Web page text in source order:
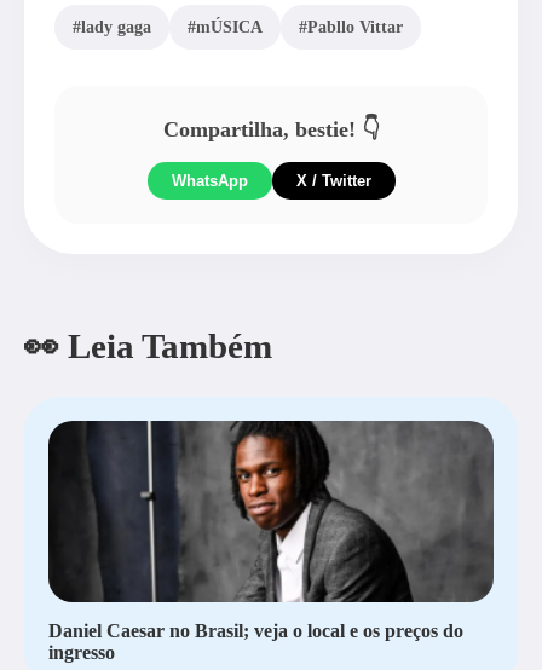
#lady gaga #mÚSICA #Pabllo Vittar
Compartilha, bestie! 👇
WhatsApp X / Twitter
👀 Leia Também
Daniel Caesar no Brasil; veja o local e os preços do
ingresso